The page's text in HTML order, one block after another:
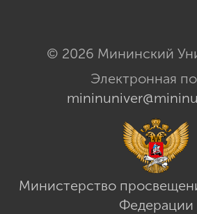
© 2026 Мининский
Электронная
Министерство
Федерации